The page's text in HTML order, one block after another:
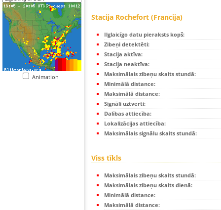
Animation
Stacija Rochefort (Francija)
Ilglaicīgo datu pieraksts kopš:
Zibeņi detektēti:
Stacija aktīva:
Stacija neaktīva:
Maksimālais zibeņu skaits stundā:
Minimālā distance:
Maksimālā distance:
Signāli uztverti:
Dalības attiecība:
Lokalizācijas attiecība:
Maksimālais signālu skaits stundā:
Viss tīkls
Maksimālais zibeņu skaits stundā:
Maksimālais zibeņu skaits dienā:
Minimālā distance:
Maksimālā distance: